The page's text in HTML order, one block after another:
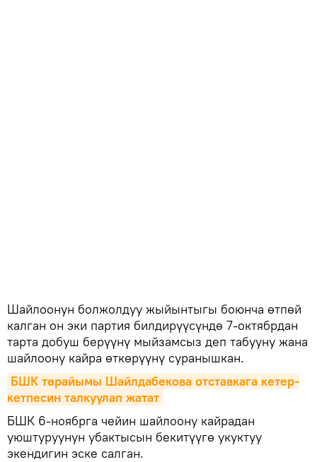
Шайлоонун болжолдуу жыйынтыгы боюнча өтпөй
калган он эки партия билдирүүсүндө 7-октябрдан
тарта добуш берүүнү мыйзамсыз деп табууну жана
шайлоону кайра өткөрүүнү суранышкан.
БШК төрайымы Шайлдабекова отставкага кетер-
кетпесин талкуулап жатат
БШК 6-ноябрга чейин шайлоону кайрадан
уюштуруунун убактысын бекитүүгө укуктуу
экендигин эске салган.